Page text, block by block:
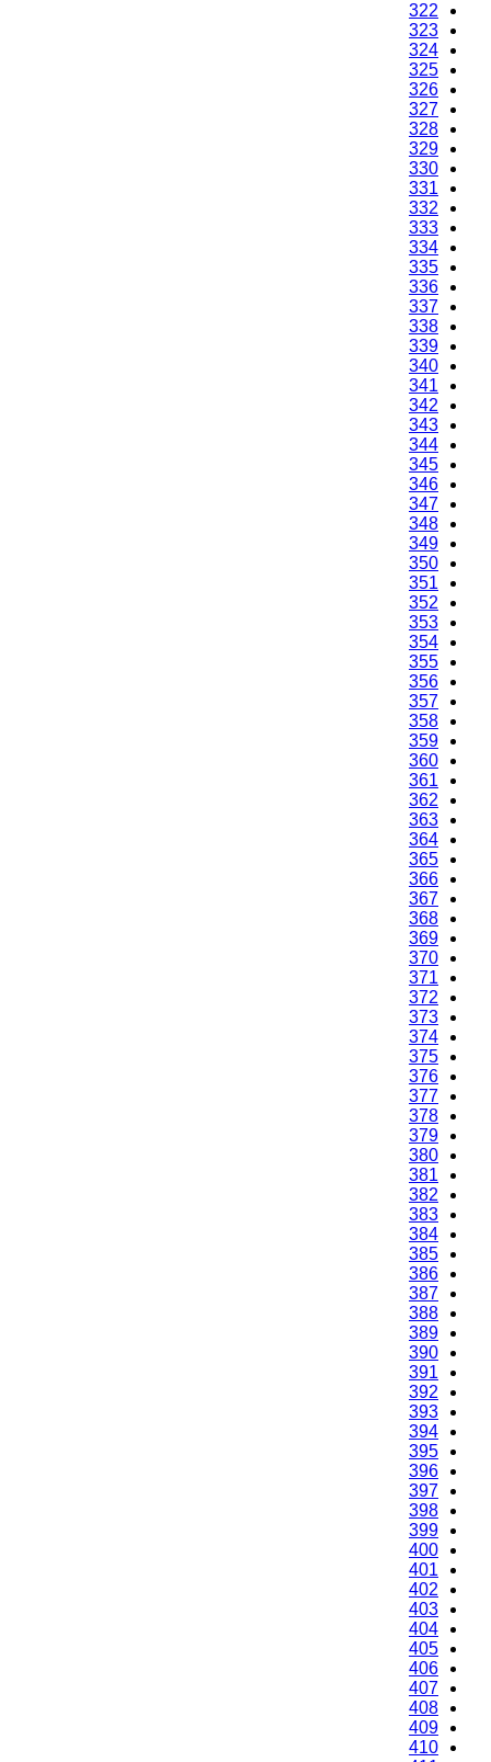
322
323
324
325
326
327
328
329
330
331
332
333
334
335
336
337
338
339
340
341
342
343
344
345
346
347
348
349
350
351
352
353
354
355
356
357
358
359
360
361
362
363
364
365
366
367
368
369
370
371
372
373
374
375
376
377
378
379
380
381
382
383
384
385
386
387
388
389
390
391
392
393
394
395
396
397
398
399
400
401
402
403
404
405
406
407
408
409
410